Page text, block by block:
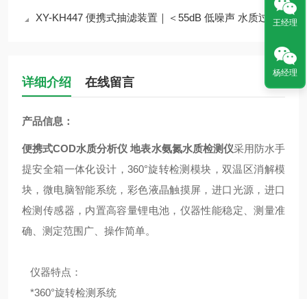
XY-KH447 便携式抽滤装置｜＜55dB 低噪声 水质过滤实验室外场设备介绍
详细介绍 在线留言
产品信息：
便携式COD水质分析仪 地表水氨氮水质检测仪采用防水手
提安全箱一体化设计，360°旋转检测模块，双温区消解模
块，微电脑智能系统，彩色液晶触摸屏，进口光源，进口
检测传感器，内置高容量锂电池，仪器性能稳定、测量准
确、测定范围广、操作简单。
仪器特点：
*360°旋转检测系统
王经理
杨经理